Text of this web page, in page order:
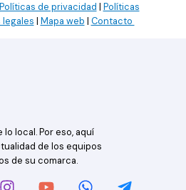
Políticas de privacidad | Políticas
legales | Mapa web | Contacto
local. Por eso, aquí
de los equipos
de su comarca.